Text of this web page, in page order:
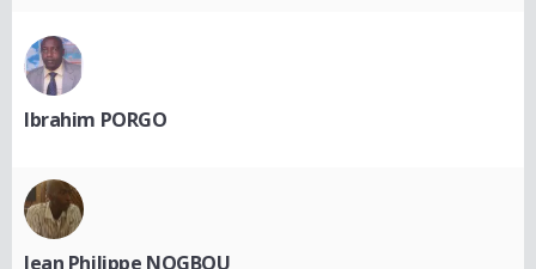
Ibrahim PORGO
Jean Philippe NOGBOU